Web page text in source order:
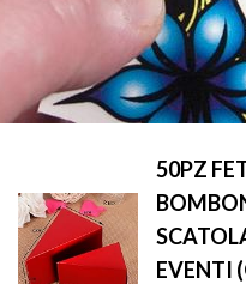
50PZ
EVENTI